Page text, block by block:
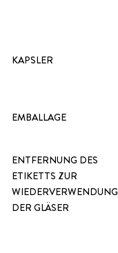
KAPSLER
EMBALLAGE
ENTFERNUNG DES
ETIKETTS ZUR
WIEDERVERWENDUNG
DER GLÄSER